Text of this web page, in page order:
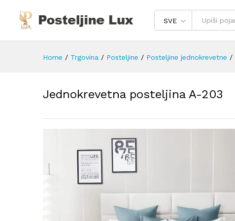
SVE
Home / Trgovina / Posteljine / Posteljine jednokrevetne /
Jednokrevetna posteljina A-203